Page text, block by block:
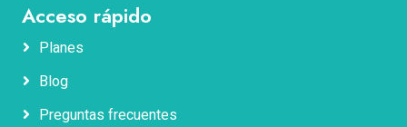
Acceso rápido
Planes
Blog
Preguntas frecuentes
Nombres